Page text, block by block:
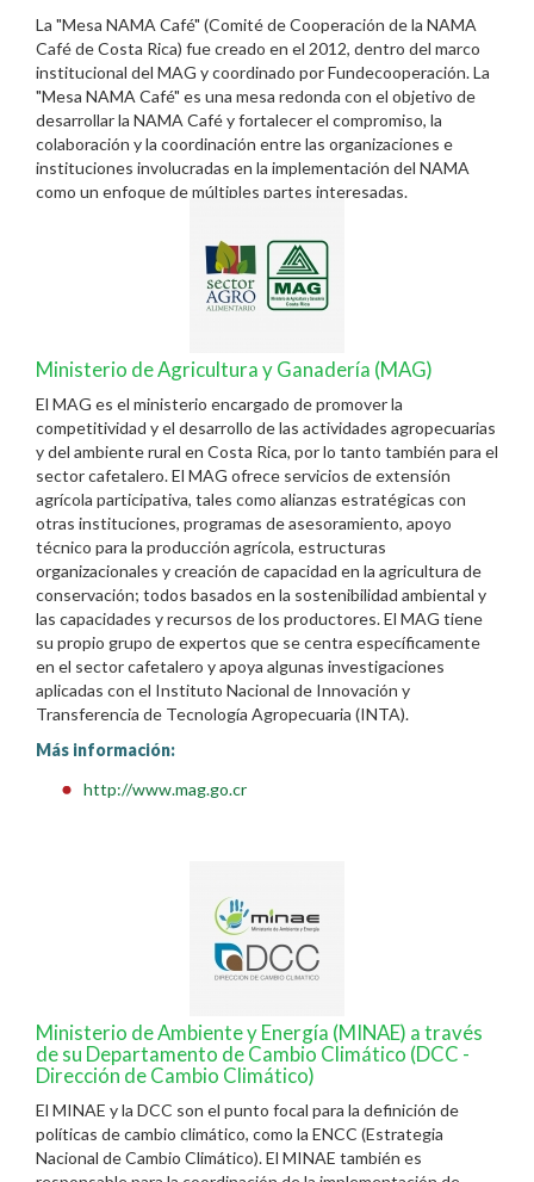
La "Mesa NAMA Café" (Comité de Cooperación de la NAMA
Café de Costa Rica) fue creado en el 2012, dentro del marco
institucional del MAG y coordinado por Fundecooperación. La
"Mesa NAMA Café" es una mesa redonda con el objetivo de
desarrollar la NAMA Café y fortalecer el compromiso, la
colaboración y la coordinación entre las organizaciones e
instituciones involucradas en la implementación del NAMA
como un enfoque de múltiples partes interesadas.
Ministerio de Agricultura y Ganadería (MAG)
El MAG es el ministerio encargado de promover la
competitividad y el desarrollo de las actividades agropecuarias
y del ambiente rural en Costa Rica, por lo tanto también para el
sector cafetalero. El MAG ofrece servicios de extensión
agrícola participativa, tales como alianzas estratégicas con
otras instituciones, programas de asesoramiento, apoyo
técnico para la producción agrícola, estructuras
organizacionales y creación de capacidad en la agricultura de
conservación; todos basados ​​en la sostenibilidad ambiental y
las capacidades y recursos de los productores. El MAG tiene
su propio grupo de expertos que se centra específicamente
en el sector cafetalero y apoya algunas investigaciones
aplicadas con el Instituto Nacional de Innovación y
Transferencia de Tecnología Agropecuaria (INTA).
Más información:
http://www.mag.go.cr
Ministerio de Ambiente y Energía (MINAE) a través
de su Departamento de Cambio Climático (DCC -
Dirección de Cambio Climático)
El MINAE y la DCC son el punto focal para la definición de
políticas de cambio climático, como la ENCC (Estrategia
Nacional de Cambio Climático). El MINAE también es